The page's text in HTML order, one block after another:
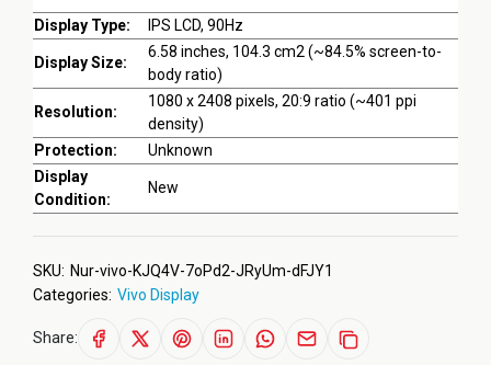
Display Type: IPS LCD, 90Hz
Display Size:
6.58 inches, 104.3 cm2 (~84.5% screen-to-
body ratio)
Resolution:
1080 x 2408 pixels, 20:9 ratio (~401 ppi
density)
Protection:
Unknown
Display
Condition:
New
SKU: Nur-vivo-KJQ4V-7oPd2-JRyUm-dFJY1
Categories: Vivo Display
Share: